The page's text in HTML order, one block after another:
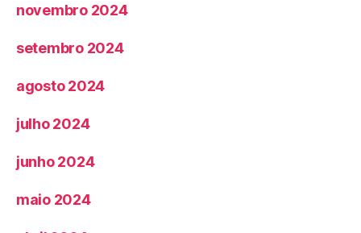
novembro 2024
setembro 2024
agosto 2024
julho 2024
junho 2024
maio 2024